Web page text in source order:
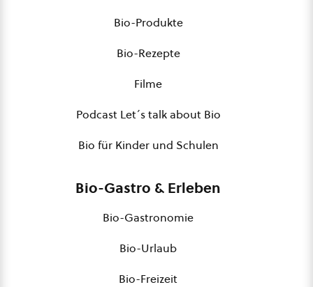
Bio-Produkte
Bio-Rezepte
Filme
Podcast Let´s talk about Bio
Bio für Kinder und Schulen
Bio-Gastro & Erleben
Bio-Gastronomie
Bio-Urlaub
Bio-Freizeit